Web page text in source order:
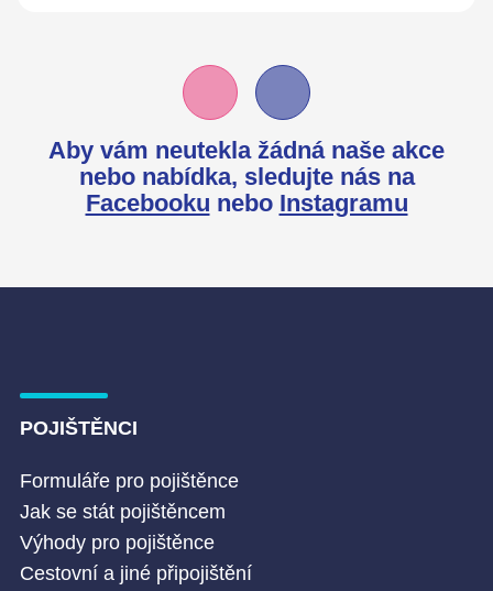
Aby vám neutekla žádná naše akce
nebo nabídka, sledujte nás na
Facebooku nebo Instagramu
POJIŠTĚNCI
Formuláře pro pojištěnce
Jak se stát pojištěncem
Výhody pro pojištěnce
Cestovní a jiné připojištění